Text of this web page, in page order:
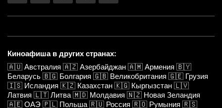
Киноафиша в других странах:
🇦🇺 Австралия 🇦🇿 Азербайджан 🇦🇲 Армения 🇧🇾
Беларусь 🇧🇬 Болгария 🇬🇧 Великобритания 🇬🇪 Грузия
🇮🇸 Исландия 🇰🇿 Казахстан 🇰🇬 Кыргызстан 🇱🇻
Латвия 🇱🇹 Литва 🇲🇩 Молдавия 🇳🇿 Новая Зеландия
🇦🇪 ОАЭ 🇵🇱 Польша 🇷🇺 Россия 🇷🇴 Румыния 🇷🇸